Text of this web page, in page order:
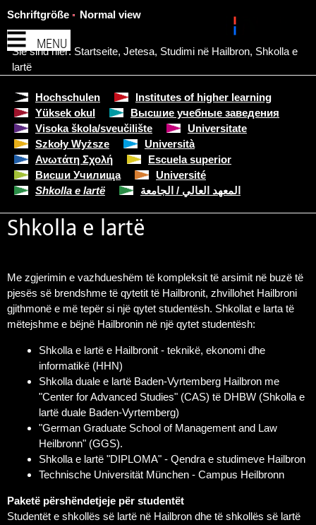
MENU
Schriftgröße Normal view
Sie sind hier: Startseite, Jetesa, Studimi në Hailbron, Shkolla e
lartë
Hochschulen
Institutes of higher learning
Yüksek okul
Высшие учебные заведения
Visoka škola/sveučilište
Universitate
Szkoły Wyższe
Università
Ανωτάτη Σχολή
Escuela superior
Висши Училища
Université
Shkolla e lartë
المعهد العالي / الجامعة
Shkolla e lartë
Me zgjerimin e vazhdueshëm të kompleksit të arsimit në buzë të
pjesës së brendshme të qytetit të Hailbronit, zhvillohet Hailbroni
gjithmonë e më tepër si një qytet studentësh. Shkollat e larta të
mëtejshme e bëjnë Hailbronin në një qytet studentësh:
Shkolla e lartë e Hailbronit - teknikë, ekonomi dhe
informatikë (HHN)
Shkolla duale e lartë Baden-Vyrtemberg Hailbron me
"Center for Advanced Studies" (CAS) të DHBW (Shkolla e
lartë duale Baden-Vyrtemberg)
"German Graduate School of Management and Law
Heilbronn" (GGS).
Shkolla e lartë "DIPLOMA" - Qendra e studimeve Hailbron
Technische Universität München - Campus Heilbronn
Paketë përshëndetjeje për studentët
Studentët e shkollës së lartë në Hailbron dhe të shkollës së lartë